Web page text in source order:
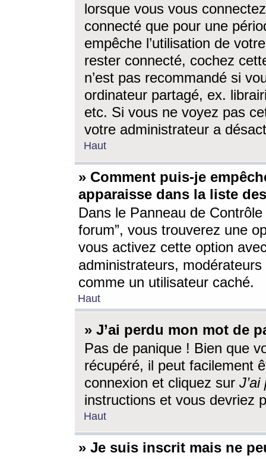
lorsque vous vous
connecté que pour une
empêche l’utilisation de
rester connecté, cochez
n’est pas recommandé si
ordinateur partagé, ex.
etc. Si vous ne voyez pas
votre administrateur a
Haut
» Comment puis-je
apparaisse dans la liste
Dans le Panneau de
forum”, vous trouverez une
vous activez cette option
administrateurs,
comme un utilisateur caché.
Haut
» J’ai perdu mon mot de
Pas de panique ! Bien que
récupéré, il peut facilement
connexion et cliquez sur
instructions et vous devriez
Haut
» Je suis inscrit mais ne